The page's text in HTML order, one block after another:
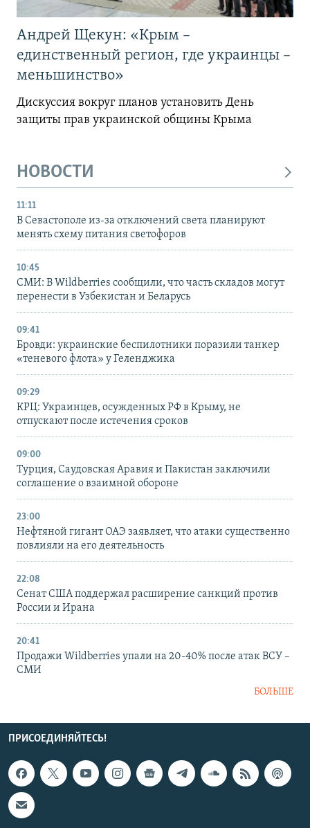
Андрей Щекун: «Крым –
единственный регион, где украинцы –
меньшинство»
Дискуссия вокруг планов установить День
защиты прав украинской общины Крыма
НОВОСТИ
11:11
В Севастополе из-за отключений света планируют
менять схему питания светофоров
10:45
СМИ: В Wildberries сообщили, что часть складов могут
перенести в Узбекистан и Беларусь
09:41
Бровди: украинские беспилотники поразили танкер
«теневого флота» у Геленджика
09:29
КРЦ: Украинцев, осужденных РФ в Крыму, не
отпускают после истечения сроков
09:00
Турция, Саудовская Аравия и Пакистан заключили
соглашение о взаимной обороне
23:00
Нефтяной гигант ОАЭ заявляет, что атаки существенно
повлияли на его деятельность
22:08
Сенат США поддержал расширение санкций против
России и Ирана
20:41
Продажи Wildberries упали на 20-40% после атак ВСУ –
СМИ
БОЛЬШЕ
ПРИСОЕДИНЯЙТЕСЬ!